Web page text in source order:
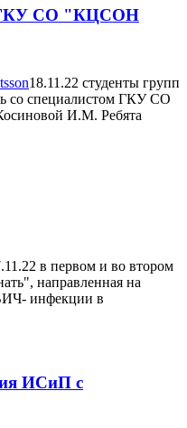
ГКУ СО "КЦСОН
18.11.22 студенты групп
со специалистом ГКУ СО
И.М. Ребята
в первом и во втором
направленная на
инфекции в
ИСиП с